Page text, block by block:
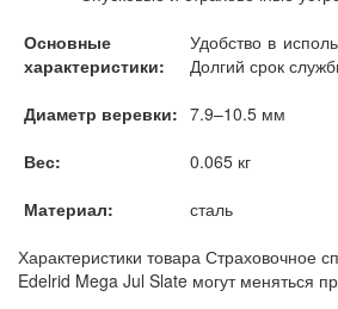
Основные
характеристики:
Удобство в
Долгий срок
Диаметр веревки: 7.9–10.5 мм
Вес:
0.065 кг
Материал:
сталь
Характеристики товара Страховочное
Edelrid Mega Jul Slate могут меняться